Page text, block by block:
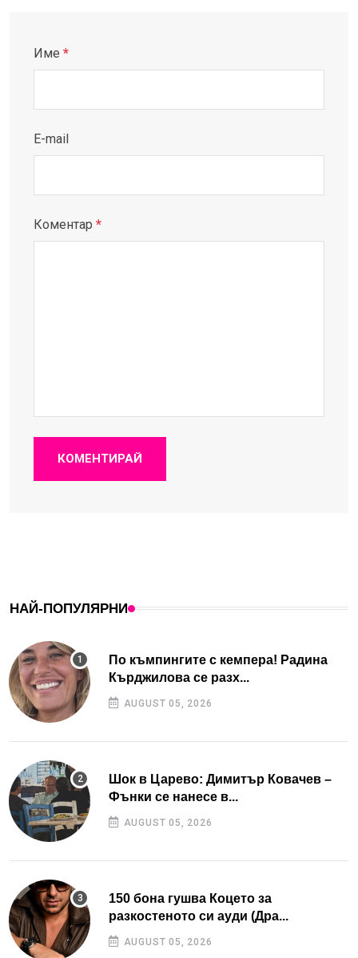
Име *
E-mail
Коментар *
КОМЕНТИРАЙ
НАЙ-ПОПУЛЯРНИ
По къмпингите с кемпера! Радина
Кърджилова се разх...
AUGUST 05, 2026
Шок в Царево: Димитър Ковачев –
Фънки се нанесе в...
AUGUST 05, 2026
150 бона гушва Коцето за
разкостеното си ауди (Дра...
AUGUST 05, 2026